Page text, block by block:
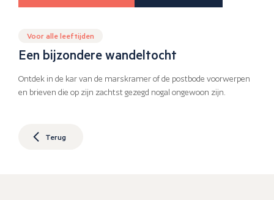
Voor alle leeftijden
Een bijzondere wandeltocht
Ontdek in de kar van de marskramer of de postbode voorwerpen
en brieven die op zijn zachtst gezegd nogal ongewoon zijn.
Terug